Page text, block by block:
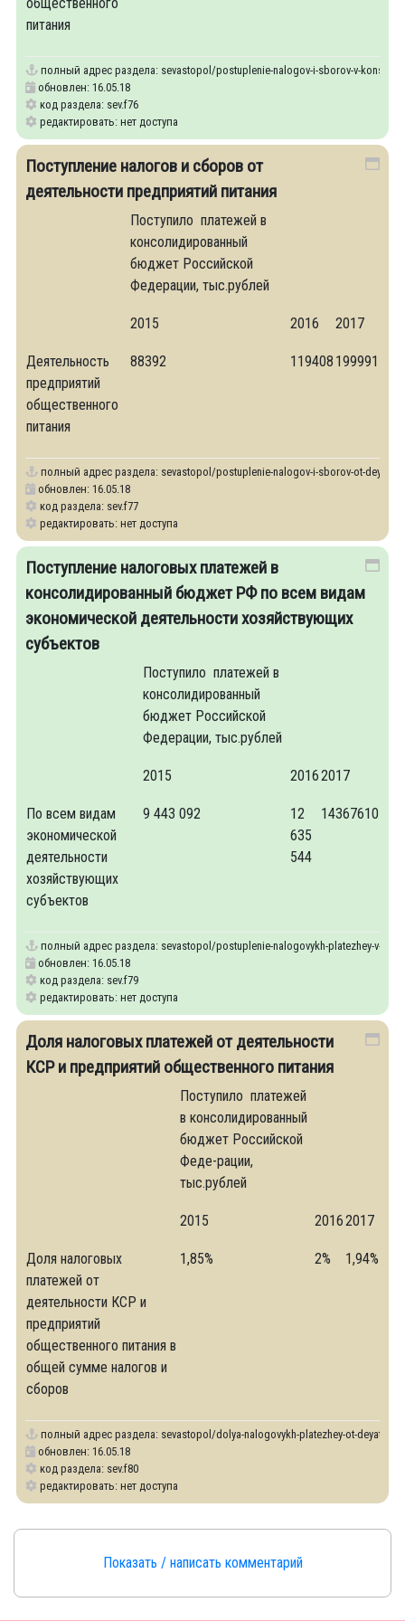
питания
полный адрес раздела: sevastopol/postuplenie-nalogov-i-sborov-v-
обновлен: 16.05.18
код раздела: sev.f76
редактировать: нет доступа
Поступление налогов и сборов от
деятельности предприятий питания
Поступило платежей в
консолидированный
бюджет Российской
Федерации, тыс.рублей
2015 2016 2017
Деятельность
предприятий
общественного
питания
88392 119408 199991
полный адрес раздела: sevastopol/postuplenie-nalogov-i-sborov-ot-
обновлен: 16.05.18
код раздела: sev.f77
редактировать: нет доступа
Поступление налоговых платежей в
консолидированный бюджет РФ по всем видам
экономической деятельности хозяйствующих
субъектов
Поступило платежей в
консолидированный
бюджет Российской
Федерации, тыс.рублей
2015 20162017
По всем видам
экономической
деятельности
хозяйствующих
субъектов
9 443 092
12
635
544
14367610
полный адрес раздела: sevastopol/postuplenie-nalogovykh-platezhey-v-
обновлен: 16.05.18
код раздела: sev.f79
редактировать: нет доступа
Доля налоговых платежей от деятельности
КСР и предприятий общественного питания
Поступило платежей
в консолидированный
бюджет Российской
Феде-рации,
тыс.рублей
2015 20162017
Доля налоговых
платежей от
деятельности КСР и
предприятий
общественного питания в
общей сумме налогов и
сборов
1,85% 2% 1,94%
полный адрес раздела: sevastopol/dolya-nalogovykh-platezhey-ot-
обновлен: 16.05.18
код раздела: sev.f80
редактировать: нет доступа
Показать / написать комментарий